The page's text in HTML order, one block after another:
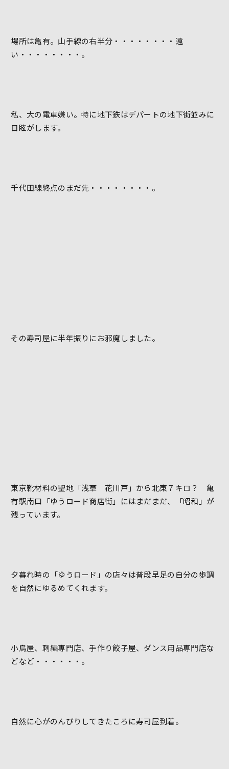
場所は亀有。山手線の右半分・・・・・・・・遠
い・・・・・・・・。
私、大の電車嫌い。特に地下鉄はデパートの地下街並みに
目眩がします。
千代田線終点のまだ先・・・・・・・・。
その寿司屋に半年振りにお邪魔しました。
東京靴材料の聖地「浅草 花川戸」から北東７キロ？ 亀
有駅南口「ゆうロード商店街」にはまだまだ、「昭和」が
残っています。
夕暮れ時の「ゆうロード」の店々は普段早足の自分の歩調
を自然にゆるめてくれます。
小鳥屋、刺繍専門店、手作り餃子屋、ダンス用品専門店な
どなど・・・・・・。
自然に心がのんびりしてきたころに寿司屋到着。